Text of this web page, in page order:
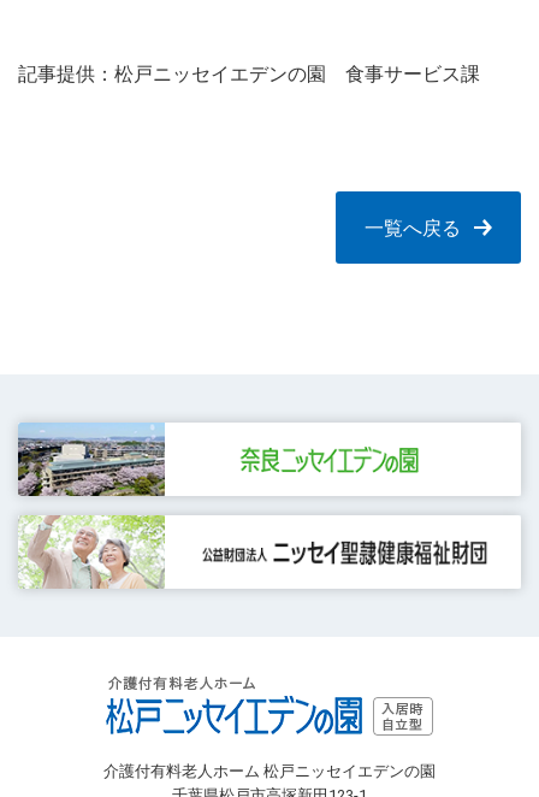
記事提供：松戸ニッセイエデンの園 食事サービス課
一覧へ戻る
介護付有料老人ホーム 松戸ニッセイエデンの園